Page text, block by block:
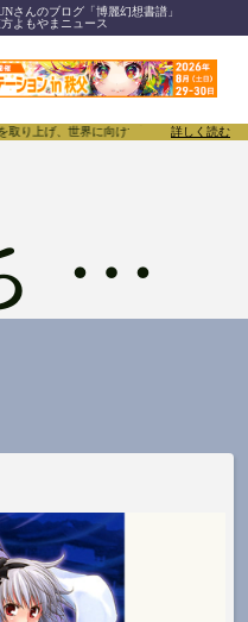
さんのブログ「博麗幻想書譜」
よもやまニュース
上げ、世界に向けて誇らしく発信する
詳しく読む